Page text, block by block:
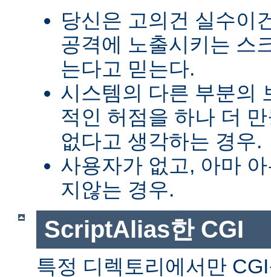
당신은 고의건 실수이
공격에 노출시키는 스
는다고 믿는다.
시스템의 다른 부분의
적인 허점을 하나 더
없다고 생각하는 경우.
사용자가 없고, 아마
지않는 경우.
ScriptAlias한 CGI
특정 디렉토리에서만